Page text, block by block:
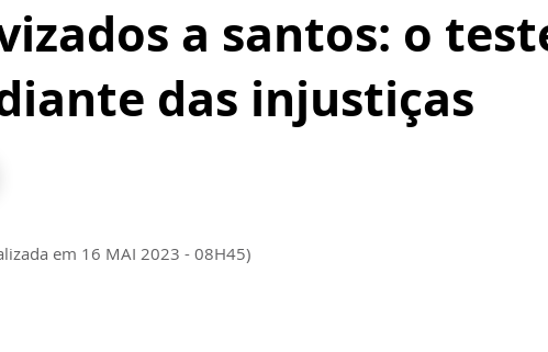
a santos: o
das injustiças
em 16 MAI 2023 - 08H45)